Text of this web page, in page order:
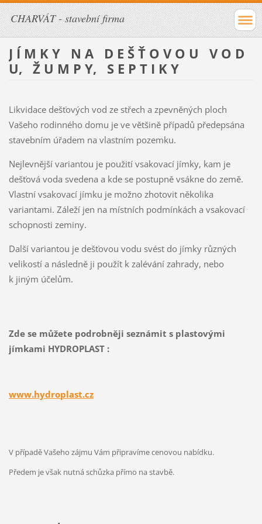
CHARVÁT - stavební firma
J Í M K Y N A D E Š Ť O V O U V O D
U, Ž U M P Y, S E P T I K Y
Likvidace dešťových vod ze střech a zpevněných ploch
Vašeho rodinného domu je ve většině případů předepsána
stavebním úřadem na vlastním pozemku.
Nejlevnější variantou je použití vsakovací jímky, kam je
dešťová voda svedena a kde se postupně vsákne do země.
Vlastní vsakovací jímku je možno zhotovit několika
variantami. Záleží jen na místních podmínkách a vsakovací
schopnosti zeminy.
Další variantou je dešťovou vodu svést do jímky různých
velikostí a následně ji použít k zalévání zahrady, nebo
k jiným účelům.
Zde se můžete podrobněji seznámit s plastovými
jímkami HYDROPLAST :
www.hydroplast.cz
V případě Vašeho zájmu Vám připravíme cenovou nabídku.
Předem je však nutná schůzka přímo na stavbě.